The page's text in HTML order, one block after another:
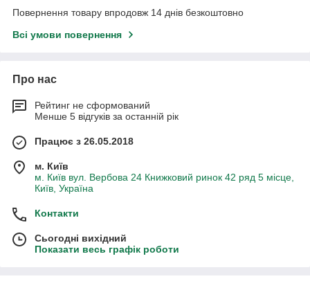
Повернення товару впродовж 14 днів безкоштовно
Всі умови повернення
Про нас
Рейтинг не сформований
Менше 5 відгуків за останній рік
Працює з 26.05.2018
м. Київ
м. Київ вул. Вербова 24 Книжковий ринок 42 ряд 5 місце,
Київ, Україна
Контакти
Сьогодні вихідний
Показати весь графік роботи